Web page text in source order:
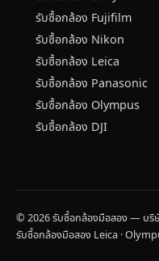
รับซื้อกล้อง Fujifilm
รับซื้อกล้อง Nikon
รับซื้อกล้อง Leica
รับซื้อกล้อง Panasonic
รับซื้อกล้อง Olympus
รับซื้อกล้อง DJI
© 2026 รับซื้อกล้องมือสอง — บริ
รับซื้อกล้องมือสอง Leica ·